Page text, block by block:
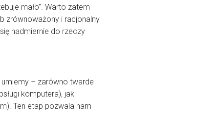
mało”. Warto zatem
zrównoważony i racjonalny
nadmiernie do rzeczy
– zarówno twarde
komputera), jak i
Ten etap pozwala nam